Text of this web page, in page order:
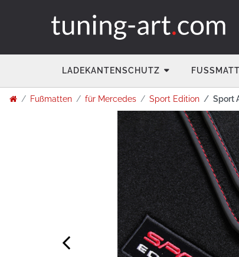
LADEKANTENSCHUTZ
Fußmatten für Mercedes Sport Edition Sport